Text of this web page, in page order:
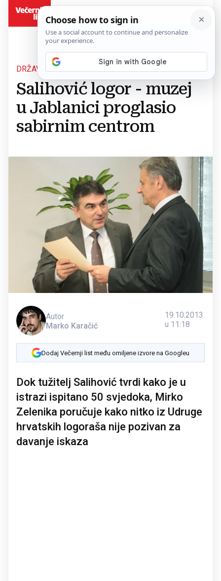
DRŽAVNO TUŽITELJSTVO
Salihović logor - muzej
u Jablanici proglasio
sabirnim centrom
Autor
Marko Karačić
19.10.2013.
u 11:18
Dodaj Večernji list među omiljene izvore na Googleu
Dok tužitelj Salihović tvrdi kako je u
istrazi ispitano 50 svjedoka, Mirko
Zelenika poručuje kako nitko iz Udruge
hrvatskih logoraša nije pozivan za
davanje iskaza